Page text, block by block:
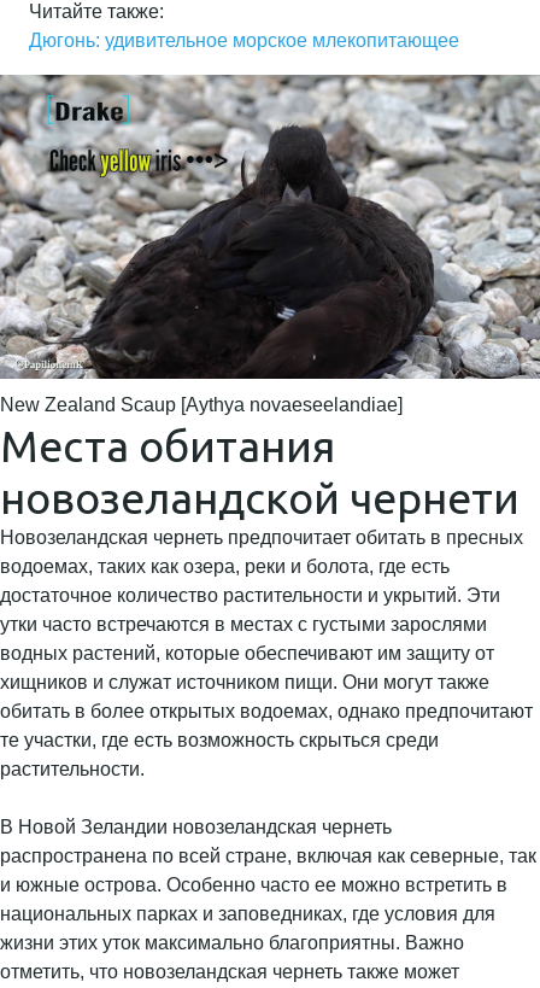
Читайте также:
Дюгонь: удивительное морское млекопитающее
New Zealand Scaup [Aythya novaeseelandiae]
Места обитания
новозеландской чернети
Новозеландская чернеть предпочитает обитать в пресных
водоемах, таких как озера, реки и болота, где есть
достаточное количество растительности и укрытий. Эти
утки часто встречаются в местах с густыми зарослями
водных растений, которые обеспечивают им защиту от
хищников и служат источником пищи. Они могут также
обитать в более открытых водоемах, однако предпочитают
те участки, где есть возможность скрыться среди
растительности.
В Новой Зеландии новозеландская чернеть
распространена по всей стране, включая как северные, так
и южные острова. Особенно часто ее можно встретить в
национальных парках и заповедниках, где условия для
жизни этих уток максимально благоприятны. Важно
отметить, что новозеландская чернеть также может